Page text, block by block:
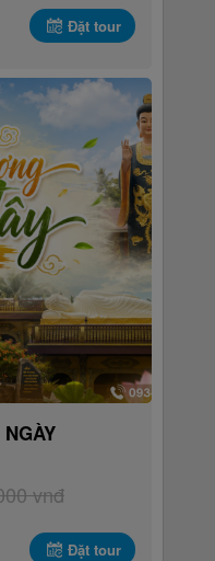
Đặt tour
vnđ
Đặt tour